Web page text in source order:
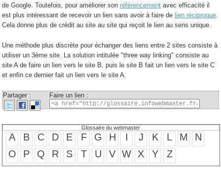
de Google. Toutefois, pour améliorer sonréférencement avec efficacité il
est plus intéressant de recevoir un lien sans avoir à faire de lien réciproque.
Cela donne plus de crédit au site au site qui reçoit le lien au sens unique.
Une méthode plus discrète pour échanger des liens entre 2 sites consiste à
utiliser un 3ème site. La solution intitulée "three way linking" consiste au
site A de faire un lien vers le site B, puis le site B fait un lien vers le site C
et enfin ce dernier fait un lien vers le site A.
Partager : Faire un lien :
Glossaire du webmaster
A B C D E F G H I J K L M
N
O
P Q R S T U V W X Y Z